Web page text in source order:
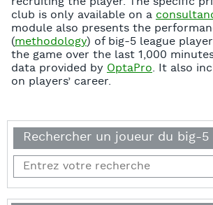
club is only available on a
module also presents the
(methodology) of big-5 league
the game over the last 1,000
data provided by OptaPro. It also
on players’ career.
Rechercher un joueur du big-5